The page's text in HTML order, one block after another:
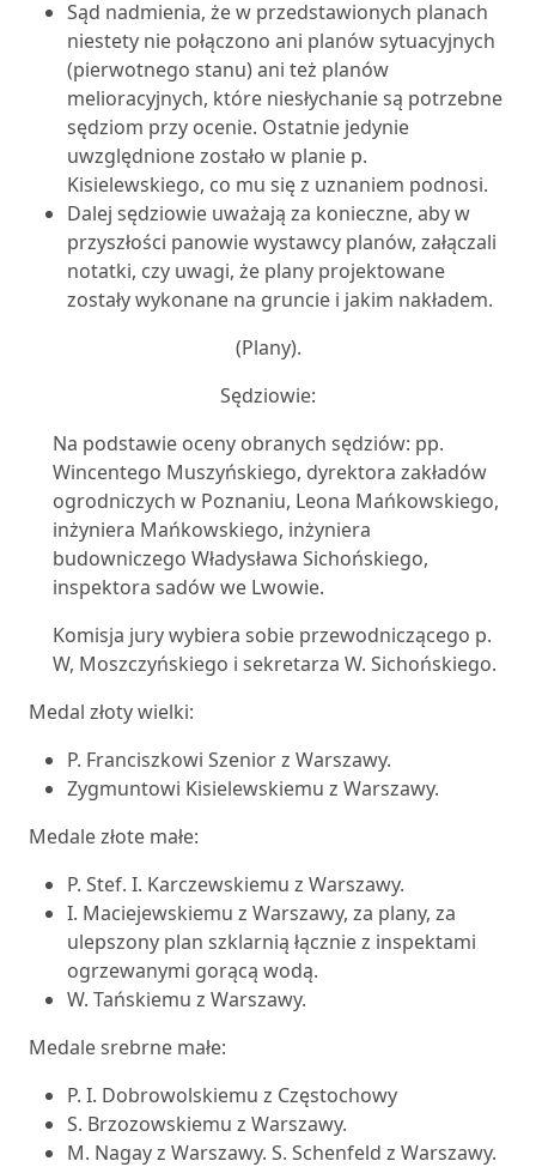
Sąd nadmienia, że w przedstawionych planach
niestety nie połączono ani planów sytuacyjnych
(pierwotnego stanu) ani też planów
melioracyjnych, które niesłychanie są potrzebne
sędziom przy ocenie. Ostatnie jedynie
uwzględnione zostało w planie p.
Kisielewskiego, co mu się z uznaniem podnosi.
Dalej sędziowie uważają za konieczne, aby w
przyszłości panowie wystawcy planów, załączali
notatki, czy uwagi, że plany projektowane
zostały wykonane na gruncie i jakim nakładem.
(Plany).
Sędziowie:
Na podstawie oceny obranych sędziów: pp.
Wincentego Muszyńskiego, dyrektora zakładów
ogrodniczych w Poznaniu, Leona Mańkowskiego,
inżyniera Mańkowskiego, inżyniera
budowniczego Władysława Sichońskiego,
inspektora sadów we Lwowie.
Komisja jury wybiera sobie przewodniczącego p.
W, Moszczyńskiego i sekretarza W. Sichońskiego.
Medal złoty wielki:
P. Franciszkowi Szenior z Warszawy.
Zygmuntowi Kisielewskiemu z Warszawy.
Medale złote małe:
P. Stef. I. Karczewskiemu z Warszawy.
I. Maciejewskiemu z Warszawy, za plany, za
ulepszony plan szklarnią łącznie z inspektami
ogrzewanymi gorącą wodą.
W. Tańskiemu z Warszawy.
Medale srebrne małe:
P. I. Dobrowolskiemu z Częstochowy
S. Brzozowskiemu z Warszawy.
M. Nagay z Warszawy. S. Schenfeld z Warszawy.